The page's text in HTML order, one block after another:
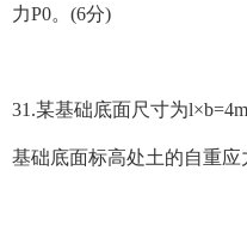
力P0。(6分)
31.某基础底面尺寸为
基础底面标高处土的自重应